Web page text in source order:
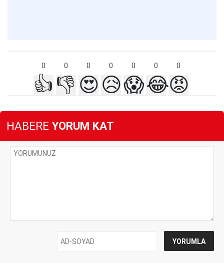
0 0 0 0 0 0 0
👍 👎 😍😥😱😂😡
HABERE YORUM KAT